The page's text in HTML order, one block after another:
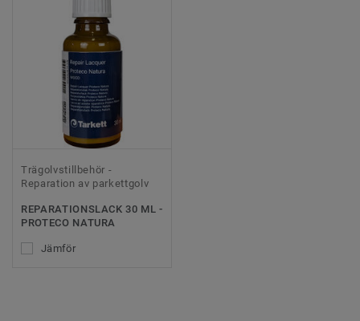
Trägolvstillbehör -
Reparation av parkettgolv
REPARATIONSLACK 30 ML -
PROTECO NATURA
Jämför